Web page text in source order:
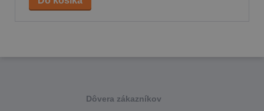
Dôvera zákazníkov